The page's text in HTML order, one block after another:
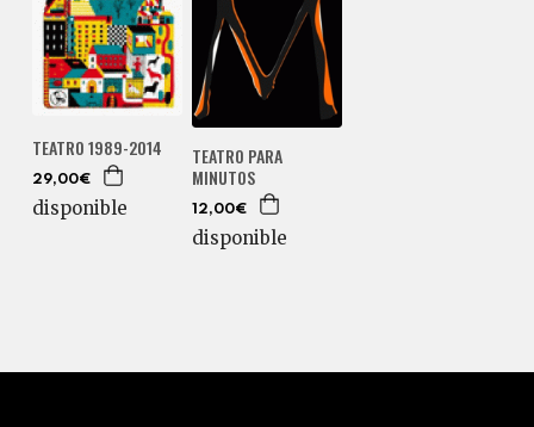
TEATRO 1989-2014
29,00€
disponible
TEATRO PARA
MINUTOS
12,00€
disponible